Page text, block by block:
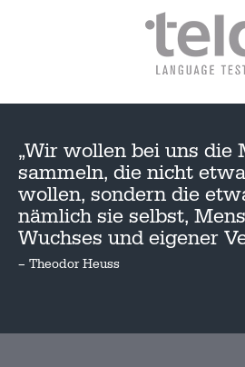
„Wir wollen bei uns die
sammeln, die nicht
wollen, sondern die
nämlich sie selbst,
Wuchses und eigener
– Theodor Heuss